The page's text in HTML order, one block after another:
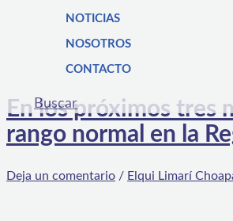
NOTICIAS
NOSOTROS
CONTACTO
Buscar
En los próximos tres
rango normal en la
Deja un comentario / Elqui Limarí